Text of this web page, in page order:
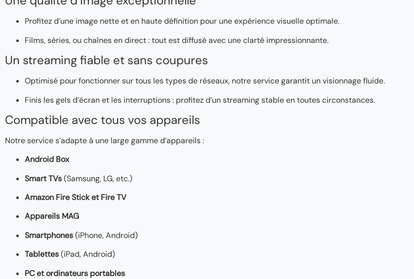
Profitez d’une image nette et en haute définition pour une expérience visuelle optimale.
Films, séries, ou chaînes en direct : tout est diffusé avec une clarté impressionnante.
Un streaming fiable et sans coupures
Optimisé pour fonctionner sur tous les types de réseaux, notre service garantit un visionnage fluide.
Finis les gels d’écran et les interruptions : profitez d’un streaming stable en toutes circonstances.
Compatible avec tous vos appareils
Notre service s’adapte à une large gamme d’appareils :
Android Box
Smart TVs(Samsung, LG, etc.)
Amazon Fire Stick et Fire TV
Appareils MAG
Smartphones(iPhone, Android)
Tablettes(iPad, Android)
PC et ordinateurs portables